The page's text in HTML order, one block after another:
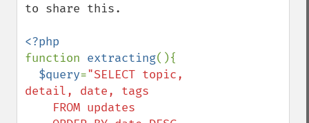
to share this.
function extracting(){
$query="SELECT topic,
detail, date, tags